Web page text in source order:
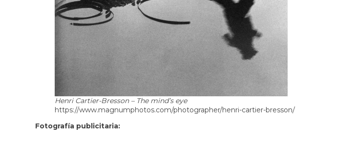
Henri Cartier-Bresson – The mind’s eye
https://www.magnumphotos.com/photographer/henri-cartier-bresson/
Fotografía publicitaria: